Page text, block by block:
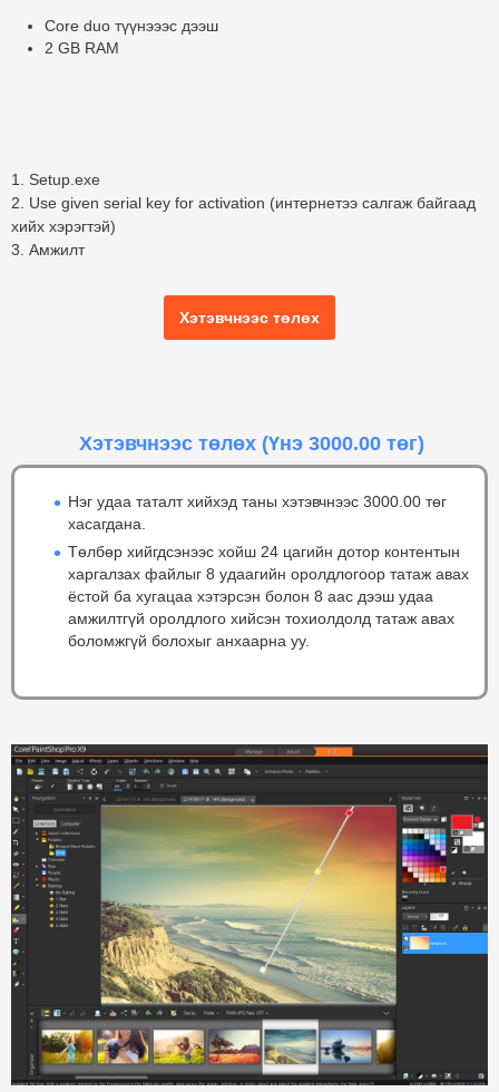
Core duo түүнэээс дээш
2 GB RAM
1. Setup.exe
2. Use given serial key for activation (интернетээ салгаж байгаад
хийх хэрэгтэй)
3. Амжилт
Хэтэвчнээс төлөх
Хэтэвчнээс төлөх (Үнэ 3000.00 төг)
Нэг удаа таталт хийхэд таны хэтэвчнээс 3000.00 төг
хасагдана.
Төлбөр хийгдсэнээс хойш 24 цагийн дотор контентын
харгалзах файлыг 8 удаагийн оролдлогоор татаж авах
ёстой ба хугацаа хэтэрсэн болон 8 аас дээш удаа
амжилтгүй оролдлого хийсэн тохиолдолд татаж авах
боломжгүй болохыг анхаарна уу.